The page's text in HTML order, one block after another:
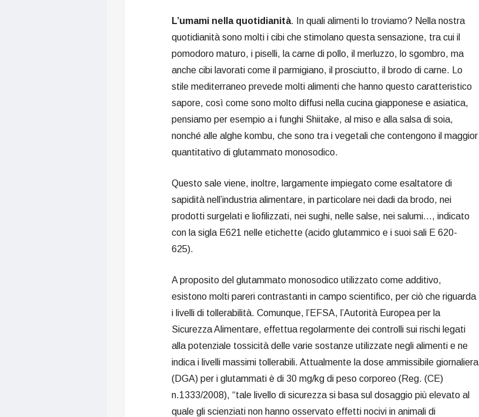
L’umami nella quotidianità. In quali alimenti lo troviamo? Nella nostra
quotidianità sono molti i cibi che stimolano questa sensazione, tra cui il
pomodoro maturo, i piselli, la carne di pollo, il merluzzo, lo sgombro, ma
anche cibi lavorati come il parmigiano, il prosciutto, il brodo di carne. Lo
stile mediterraneo prevede molti alimenti che hanno questo caratteristico
sapore, così come sono molto diffusi nella cucina giapponese e asiatica,
pensiamo per esempio a i funghi Shiitake, al miso e alla salsa di soia,
nonché alle alghe kombu, che sono tra i vegetali che contengono il maggior
quantitativo di glutammato monosodico.
Questo sale viene, inoltre, largamente impiegato come esaltatore di
sapidità nell’industria alimentare, in particolare nei dadi da brodo, nei
prodotti surgelati e liofilizzati, nei sughi, nelle salse, nei salumi…, indicato
con la sigla E621 nelle etichette (acido glutammico e i suoi sali E 620-
625).
A proposito del glutammato monosodico utilizzato come additivo,
esistono molti pareri contrastanti in campo scientifico, per ciò che riguarda
i livelli di tollerabilità. Comunque, l’EFSA, l’Autorità Europea per la
Sicurezza Alimentare, effettua regolarmente dei controlli sui rischi legati
alla potenziale tossicità delle varie sostanze utilizzate negli alimenti e ne
indica i livelli massimi tollerabili. Attualmente la dose ammissibile giornaliera
(DGA) per i glutammati è di 30 mg/kg di peso corporeo (Reg. (CE)
n.1333/2008), “tale livello di sicurezza si basa sul dosaggio più elevato al
quale gli scienziati non hanno osservato effetti nocivi in animali di